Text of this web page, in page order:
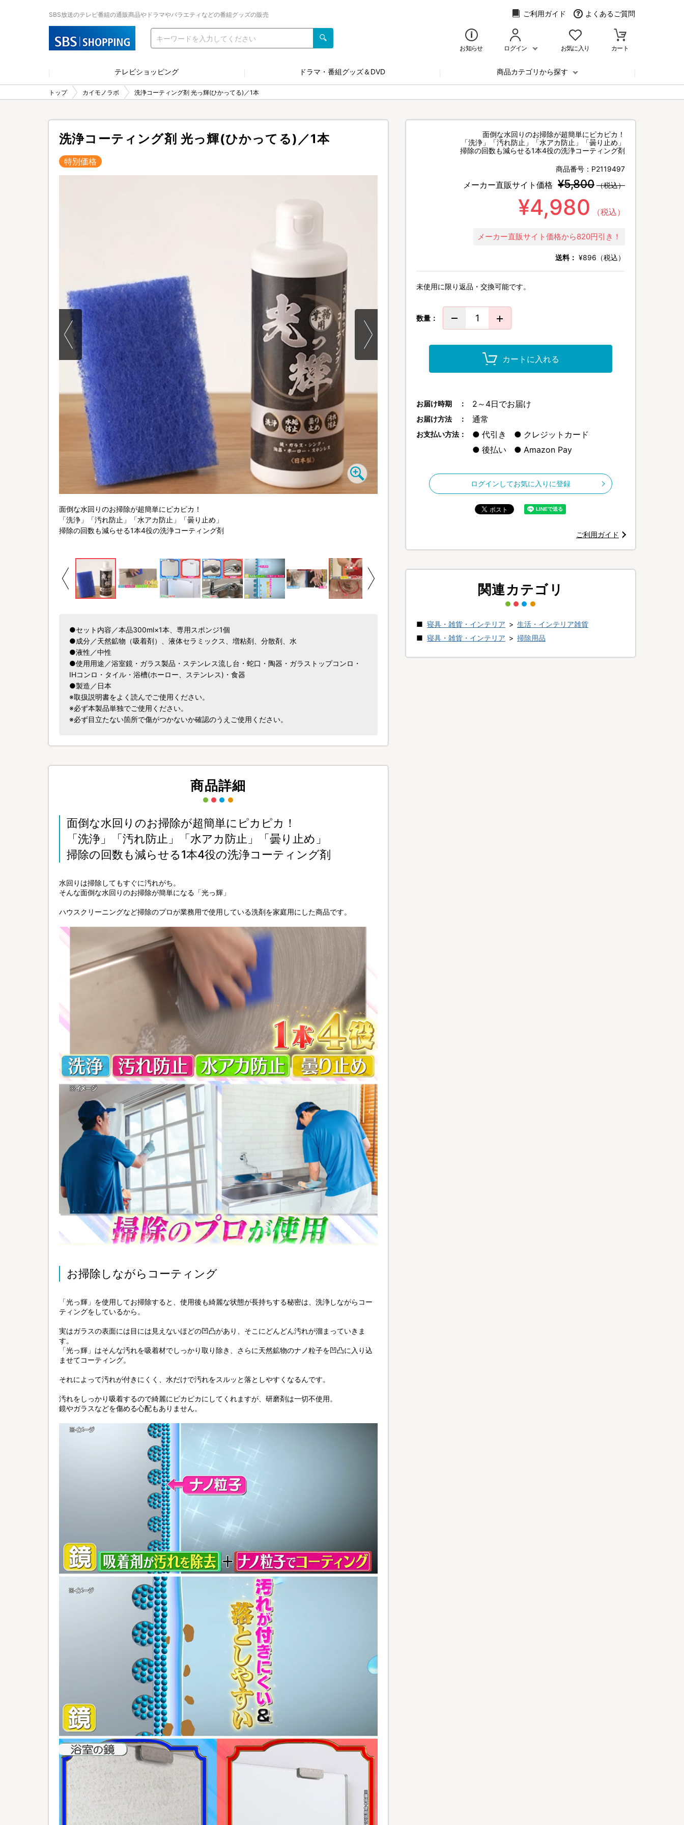
SBS放送のテレビ番組の通販商品やドラマやバラエティなどの番組グッズの販売 ご利用ガイド よくあるご質問
お知らせ ログイン お気に入り カート
テレビショッピング ドラマ・番組グッズ＆DVD 商品カテゴリから探す
トップ カイモノラボ 洗浄コーティング剤 光っ輝(ひかってる)／1本
洗浄コーティング剤 光っ輝(ひかってる)／1本
特別価格
面倒な水回りのお掃除が超簡単にピカピカ！
「洗浄」「汚れ防止」「水アカ防止」「曇り止め」
掃除の回数も減らせる1本4役の洗浄コーティング剤
面倒な水回りのお掃除が超簡単にピカピカ！
●セット内容／本品300ml×1本、専用スポンジ1個
●成分／天然鉱物（吸着剤）、液体セラミックス、増粘剤、分散剤、水
●液性／中性
●使用用途／浴室鏡・ガラス製品・ステンレス流し台・蛇口・陶器・ガラストップコンロ・
IHコンロ・タイル・浴槽(ホーロー、ステンレス)・食器
●製造／日本
※取扱説明書をよく読んでご使用ください。
※必ず本製品単独でご使用ください。
※必ず目立たない箇所で傷がつかないか確認のうえご使用ください。
商品詳細
面倒な水回りのお掃除が超簡単にピカピカ！
「洗浄」「汚れ防止」「水アカ防止」「曇り止め」
掃除の回数も減らせる1本4役の洗浄コーティング剤
水回りは掃除してもすぐに汚れがち。
そんな面倒な水回りのお掃除が簡単になる「光っ輝」
ハウスクリーニングなど掃除のプロが業務用で使用している洗剤を家庭用にした商品です。
お掃除しながらコーティング
「光っ輝」を使用してお掃除すると、使用後も綺麗な状態が長持ちする秘密は、洗浄しながらコー
ティングをしているから。
実はガラスの表面には目には見えないほどの凹凸があり、そこにどんどん汚れが溜まっていきま
す。
「光っ輝」はそんな汚れを吸着材でしっかり取り除き、さらに天然鉱物のナノ粒子を凹凸に入り込
ませてコーティング。
それによって汚れが付きにくく、水だけで汚れをスルッと落としやすくなるんです。
汚れをしっかり吸着するので綺麗にピカピカにしてくれますが、研磨剤は一切不使用。
鏡やガラスなどを傷める心配もありません。
面倒な水回りのお掃除が超簡単にピカピカ！
「洗浄」「汚れ防止」「水アカ防止」「曇り止め」
掃除の回数も減らせる1本4役の洗浄コーティング剤
商品番号： P2119497
メーカー直販サイト価格 ¥5,800 （税込）
¥4,980 （税込）
メーカー直販サイト価格から820円引き！
送料： ¥896（税込）
未使用に限り返品・交換可能です。
数量：
カートに入れる
お届け時期 ： 2～4日でお届け
お届け方法 ： 通常
お支払い方法： 代引き
クレジットカード
後払い
Amazon Pay
ログインしてお気に入りに登録
ご利用ガイド
関連カテゴリ
寝具・雑貨・インテリア > 生活・インテリア雑貨
寝具・雑貨・インテリア > 掃除用品